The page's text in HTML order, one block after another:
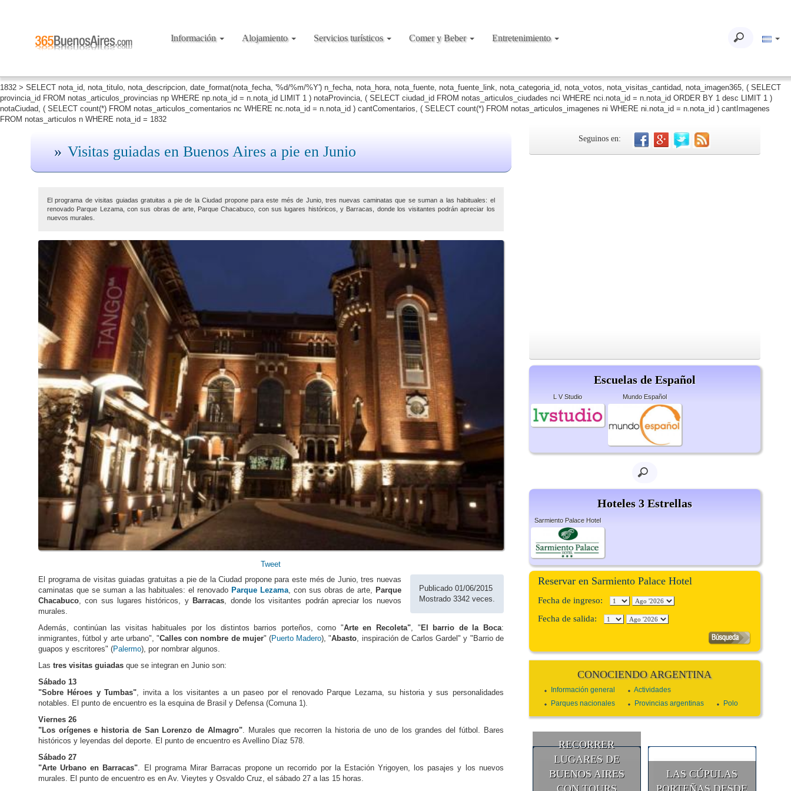
1832 > SELECT nota_id, nota_titulo, nota_descripcion, date_format(nota_fecha, '%d/%m/%Y') n_fecha, nota_hora, nota_fuente, nota_fuente_link, nota_categoria_id, nota_votos, nota_visitas_cantidad, nota_imagen365, ( SELECT
provincia_id FROM notas_articulos_provincias np WHERE np.nota_id = n.nota_id LIMIT 1 ) notaProvincia, ( SELECT ciudad_id FROM notas_articulos_ciudades nci WHERE nci.nota_id = n.nota_id ORDER BY 1 desc LIMIT 1 )
notaCiudad, ( SELECT count(*) FROM notas_articulos_comentarios nc WHERE nc.nota_id = n.nota_id ) cantComentarios, ( SELECT count(*) FROM notas_articulos_imagenes ni WHERE ni.nota_id = n.nota_id ) cantImagenes
FROM notas_articulos n WHERE nota_id = 1832
Información Alojamiento Servicios turísticos Comer y Beber Entretenimiento
Visitas guiadas en Buenos Aires a pie en Junio
El programa de visitas guiadas gratuitas a pie de la Ciudad propone para este més de Junio, tres nuevas caminatas que se suman a las habituales: el
renovado Parque Lezama, con sus obras de arte, Parque Chacabuco, con sus lugares históricos, y Barracas, donde los visitantes podrán apreciar los
nuevos murales.
Tweet
Publicado 01/06/2015
Mostrado 3342 veces.
El programa de visitas guiadas gratuitas a pie de la Ciudad propone para este més de Junio, tres nuevas
caminatas que se suman a las habituales: el renovadoParque Lezama , con sus obras de arte, Parque
Chacabuco , con sus lugares históricos, yBarracas , donde los visitantes podrán apreciar los nuevos
murales.
Además, continúan las visitas habituales por los distintos barrios porteños, como "Arte en Recoleta", "El barrio de la Boca:
inmigrantes, fútbol y arte urbano", "Calles con nombre de mujer" (Puerto Madero), "Abasto , inspiración de Carlos Gardel" y "Barrio de
guapos y escritores" (Palermo), por nombrar algunos.
Las tres visitas guiadas que se integran en Junio son:
Sábado 13
"Sobre Héroes y Tumbas" , invita a los visitantes a un paseo por el renovado Parque Lezama, su historia y sus personalidades
notables. El punto de encuentro es la esquina de Brasil y Defensa (Comuna 1).
Viernes 26
"Los orígenes e historia de San Lorenzo de Almagro". Murales que recorren la historia de uno de los grandes del fútbol. Bares
históricos y leyendas del deporte. El punto de encuentro es Avellino Díaz 578.
Sábado 27
"Arte Urbano en Barracas" . El programa Mirar Barracas propone un recorrido por la Estación Yrigoyen, los pasajes y los nuevos
murales. El punto de encuentro es en Av. Vieytes y Osvaldo Cruz, el sábado 27 a las 15 horas.
Seguinos en:
Escuelas de Español
L V Studio Mundo Español
Hoteles 3 Estrellas
Sarmiento Palace Hotel
Reservar en Sarmiento Palace Hotel
Fecha de ingreso:
Fecha de salida:
CONOCIENDO ARGENTINA
Información general
Actividades
Parques nacionales
Provincias argentinas Polo
RECORRER
LUGARES DE
BUENOS AIRES
CON TOURS
LAS CÚPULAS
PORTEÑAS DESDE